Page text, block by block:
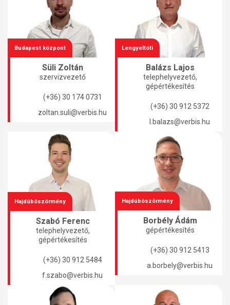
Budapest központ
Süli Zoltán
szervizvezető
(+36) 30 174 0731
zoltan.suli@verbis.hu
Lengyeltóti
Balázs Lajos
telephelyvezető,
gépértékesítés
(+36) 30 912 5372
l.balazs@verbis.hu
Hajdúböszörmény
Szabó Ferenc
telephelyvezető,
gépértékesítés
(+36) 30 912 5484
f.szabo@verbis.hu
Hajdúböszörmény
Borbély Ádám
gépértékesítés
(+36) 30 912 5413
a.borbely@verbis.hu